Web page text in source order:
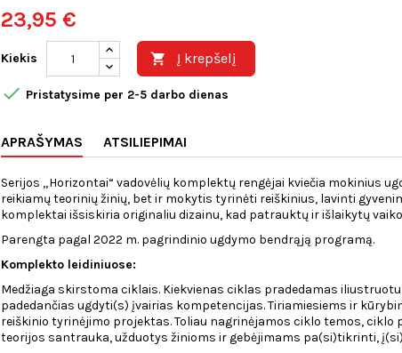
23,95 €
Kiekis  Į krepšelį
 Pristatysime per 2-5 darbo dienas
APRAŠYMAS ATSILIEPIMAI
Serijos „Horizontai“ vadovėlių komplektų rengėjai kviečia mokinius
reikiamų teorinių žinių, bet ir mokytis tyrinėti reiškinius, lavinti
komplektai išsiskiria originaliu dizainu, kad patrauktų ir išlaikytų
Parengta pagal 2022 m. pagrindinio ugdymo bendrąją programą.
Komplekto leidiniuose:
Medžiaga skirstoma ciklais. Kiekvienas ciklas pradedamas
padedančias ugdyti(s) įvairias kompetencijas. Tiriamiesiems ir
reiškinio tyrinėjimo projektas. Toliau nagrinėjamos ciklo temos, ciklo
teorijos santrauka, užduotys žinioms ir gebėjimams pa(si)tikrinti,